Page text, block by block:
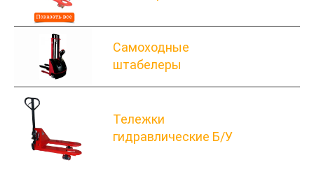
Самоходные
штабелеры
Тележки
гидравлические Б/У